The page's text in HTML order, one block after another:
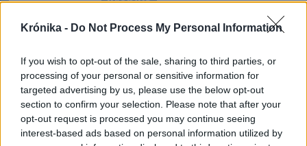
Krónika - Do Not Process My Personal Information
If you wish to opt-out of the sale, sharing to third parties, or
processing of your personal or sensitive information for
targeted advertising by us, please use the below opt-out
section to confirm your selection. Please note that after your
opt-out request is processed you may continue seeing
interest-based ads based on personal information utilized by
Meddig használható még a
Székelyhon
Hetek óta először csökkent
az üzemanyagok ára